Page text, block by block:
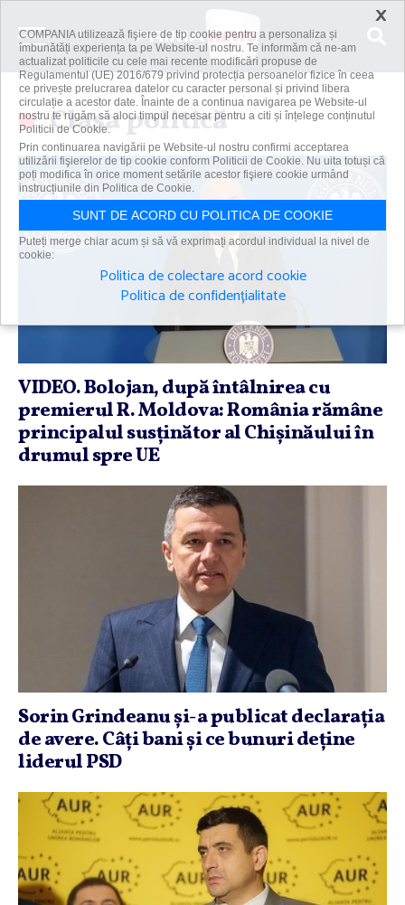
Clasa politică
VIDEO. Bolojan, după întâlnirea cu
premierul R. Moldova: România rămâne
principalul susţinător al Chişinăului în
drumul spre UE
Sorin Grindeanu şi-a publicat declaraţia
de avere. Câţi bani şi ce bunuri deţine
liderul PSD
×
COMPANIA utilizează fişiere de tip cookie pentru a personaliza și
îmbunătăți experiența ta pe Website-ul nostru. Te informăm că ne-am
actualizat politicile cu cele mai recente modificări propuse de
Regulamentul (UE) 2016/679 privind protecția persoanelor fizice în ceea
ce privește prelucrarea datelor cu caracter personal și privind libera
circulație a acestor date. Înainte de a continua navigarea pe Website-ul
nostru te rugăm să aloci timpul necesar pentru a citi și înțelege conținutul
Politicii de Cookie.
Prin continuarea navigării pe Website-ul nostru confirmi acceptarea
utilizării fişierelor de tip cookie conform Politicii de Cookie. Nu uita totuși că
poți modifica în orice moment setările acestor fişiere cookie urmând
instrucțiunile din Politica de Cookie.
SUNT DE ACORD CU POLITICA DE COOKIE
Puteți merge chiar acum și să vă exprimați acordul individual la nivel de
cookie:
Politica de colectare acord cookie
Politica de confidențialitate